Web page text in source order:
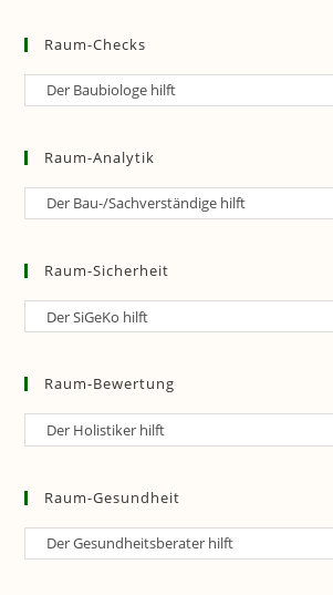
Raum-Checks
Raum-
Raum-Analytik
Raum-
Raum-Sicherheit
Raum-
Raum-Bewertung
Raum-
Raum-Gesundheit
Raum-